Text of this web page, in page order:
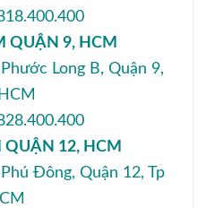
QUẬN 9, HCM
Long B, Quận 9,
12, HCM
Đông, Quận 12, Tp